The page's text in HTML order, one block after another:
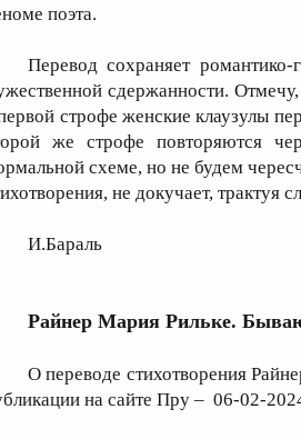
поэта.
Перевод сохраняет
сдержанности.
строфе женские клаузулы
же строфе повторяются
схеме, но не будем
не докучает, трактуя
И.Бараль
Райнер Мария Рильке.
О переводе стихотворения
на сайте Пру – 06-02-